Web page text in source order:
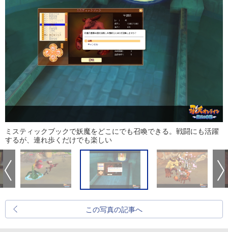
ミスティックブックで妖魔をどこにでも召喚できる。戦闘にも活躍
するが、連れ歩くだけでも楽しい
この写真の記事へ